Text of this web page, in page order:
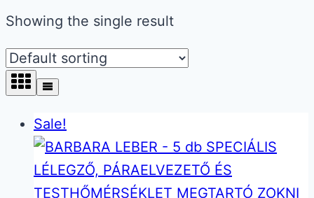
Showing the single result
Sale!